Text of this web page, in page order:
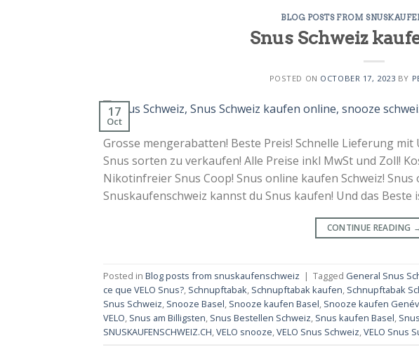
BLOG POSTS FROM
Snus Schweiz
POSTED ON OCTOBER 17, 2023 BY
17
Oct
Grosse mengerabatten! Beste Preis! Schnelle Lieferung mit
Snus sorten zu verkaufen! Alle Preise inkl MwSt und Zoll!
Nikotinfreier Snus Coop! Snus online kaufen Schweiz!
Snuskaufenschweiz kannst du Snus kaufen! Und das Beste
CONTINUE READING
Posted in Blog posts from snuskaufenschweiz | Tagged General Snus
ce que VELO Snus?, Schnupftabak, Schnupftabak kaufen, Schnupftabak
Snus Schweiz, Snooze Basel, Snooze kaufen Basel, Snooze kaufen
VELO, Snus am Billigsten, Snus Bestellen Schweiz, Snus kaufen Basel,
SNUSKAUFENSCHWEIZ.CH,VELO snooze,VELO Snus Schweiz,VELO Snus